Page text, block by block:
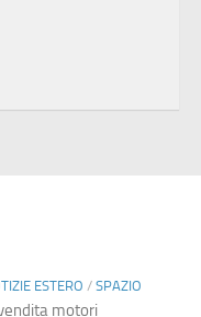
ESTERO / SPAZIO
motori